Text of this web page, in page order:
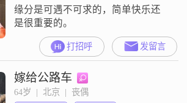
缘分是可遇不可求的，简单快乐还
是很重要的。
打招呼 发留言
嫁给公路车
64岁  |  北京  |  丧偶